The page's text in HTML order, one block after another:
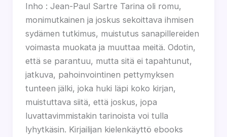
Inho : Jean-Paul Sartre Tarina oli romu,
monimutkainen ja joskus sekoittava ihmisen
sydämen tutkimus, muistutus sanapillereiden
voimasta muokata ja muuttaa meitä. Odotin,
että se parantuu, mutta sitä ei tapahtunut,
jatkuva, pahoinvointinen pettymyksen
tunteen jälki, joka huki läpi koko kirjan,
muistuttava siitä, että joskus, jopa
luvattavimmistakin tarinoista voi tulla
lyhytkäsin. Kirjailijan kielenkäyttö ebooks